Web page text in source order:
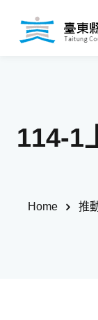
新消息114-1
Home 推